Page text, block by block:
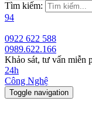
Tìm kiếm:
94
0922 622 588
0989.622.166
Khảo sát, tư vấn miễn
24h
Công Nghệ
Toggle navigation